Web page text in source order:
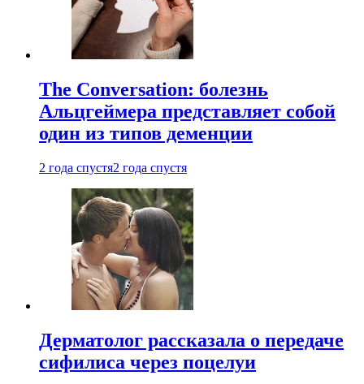
The Conversation: болезнь
Альцгеймера представляет собой
один из типов деменции
2 года спустя2 года спустя
Дерматолог рассказала о передаче
сифилиса через поцелуи